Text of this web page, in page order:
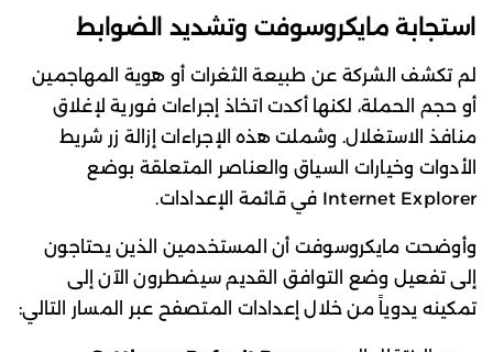
استجابة مايكروسوفت وتشديد الضوابط
لم تكشف الشركة عن طبيعة الثغرات أو هوية المهاجمين
أو حجم الحملة، لكنها أكدت اتخاذ إجراءات فورية لإغلاق
منافذ الاستغلال. وشملت هذه الإجراءات إزالة زر شريط
الأدوات وخيارات السياق والعناصر المتعلقة بوضع
Internet Explorer في قائمة الإعدادات.
وأوضحت مايكروسوفت أن المستخدمين الذين يحتاجون
إلى تفعيل وضع التوافق القديم سيضطرون الآن إلى
تمكينه يدوياً من خلال إعدادات المتصفح عبر المسار التالي: